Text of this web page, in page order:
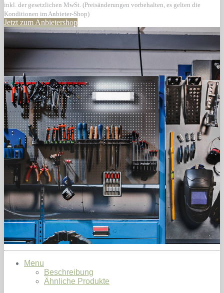
inkl. der gesetzlichen MwSt. (Preisänderungen vorbehalten, es gelten die
Konditionen im Anbieter-Shop)
Jetzt zum Anbietershop
Menu
Beschreibung
Ähnliche Produkte